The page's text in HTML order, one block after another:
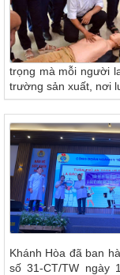
trọng mà mỗi người
trường sản xuất, nơi
Khánh Hòa đã ban
số 31-CT/TW ngày